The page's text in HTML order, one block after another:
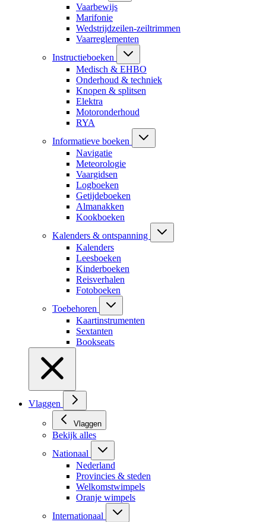
Vaarbewijs
Marifonie
Wedstrijdzeilen-zeiltrimmen
Vaarreglementen
Instructieboeken
Medisch & EHBO
Onderhoud & techniek
Knopen & splitsen
Elektra
Motoronderhoud
RYA
Informatieve boeken
Navigatie
Meteorologie
Vaargidsen
Logboeken
Getijdeboeken
Almanakken
Kookboeken
Kalenders & ontspanning
Kalenders
Leesboeken
Kinderboeken
Reisverhalen
Fotoboeken
Toebehoren
Kaartinstrumenten
Sextanten
Bookseats
Vlaggen
Vlaggen
Bekijk alles
Nationaal
Nederland
Provincies & steden
Welkomstwimpels
Oranje wimpels
Internationaal